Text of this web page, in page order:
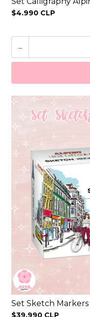
$4.990 CLP
-
Set Sketch
$39.990 CLP